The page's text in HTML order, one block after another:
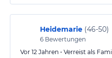
die Insel selbst zu
in die große Schlucht
organisatorischen
Heidemarie (46-50)
6 Bewertungen
Vor 12 Jahren • Verreist als